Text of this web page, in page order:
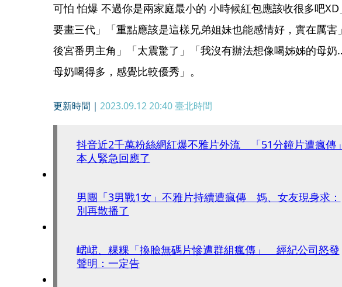
可怕 怕爆 不過你是兩家庭最小的 小時候紅包應該收很多吧
要畫三代」「重點應該是這樣兄弟姐妹也能感情好，實在厲害
後宮番男主角」「太震驚了」「我沒有辦法想像喝姊姊的母
母奶喝得多，感覺比較優秀」。
更新時間｜ 2023.09.12 20:40臺北時間
抖音近2千萬粉絲網紅爆不雅片外流 「51分鐘片遭瘋傳」
本人緊急回應了
男團「3男戰1女」不雅片持續遭瘋傳 媽、女友現身求：
別再散播了
峮峮、粿粿「換臉無碼片慘遭群組瘋傳」 經紀公司怒發
聲明：一定告